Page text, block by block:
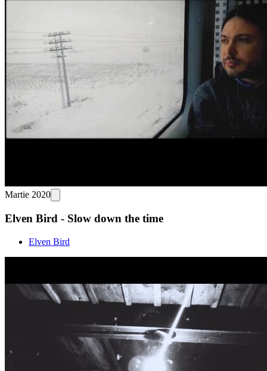
Martie 2020
Elven Bird - Slow down the time
Elven Bird